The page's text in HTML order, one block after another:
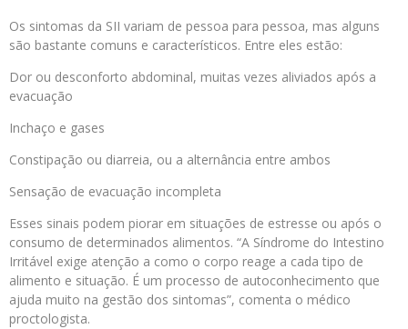
Os sintomas da SII variam de pessoa para pessoa, mas alguns
são bastante comuns e característicos. Entre eles estão:
Dor ou desconforto abdominal, muitas vezes aliviados após a
evacuação
Inchaço e gases
Constipação ou diarreia, ou a alternância entre ambos
Sensação de evacuação incompleta
Esses sinais podem piorar em situações de estresse ou após o
consumo de determinados alimentos. “A Síndrome do Intestino
Irritável exige atenção a como o corpo reage a cada tipo de
alimento e situação. É um processo de autoconhecimento que
ajuda muito na gestão dos sintomas”, comenta o médico
proctologista.